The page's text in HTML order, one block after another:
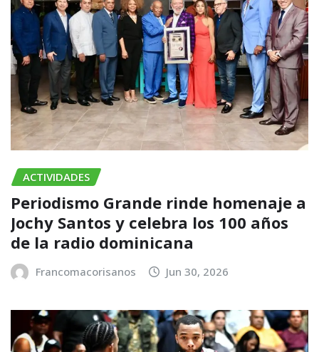
ACTIVIDADES
Periodismo Grande rinde homenaje a
Jochy Santos y celebra los 100 años
de la radio dominicana
Francomacorisanos Jun 30, 2026